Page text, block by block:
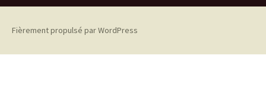
Fièrement propulsé par WordPress